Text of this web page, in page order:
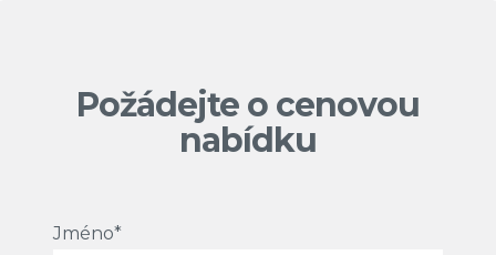
Požádejte o cenovou
nabídku
Jméno*